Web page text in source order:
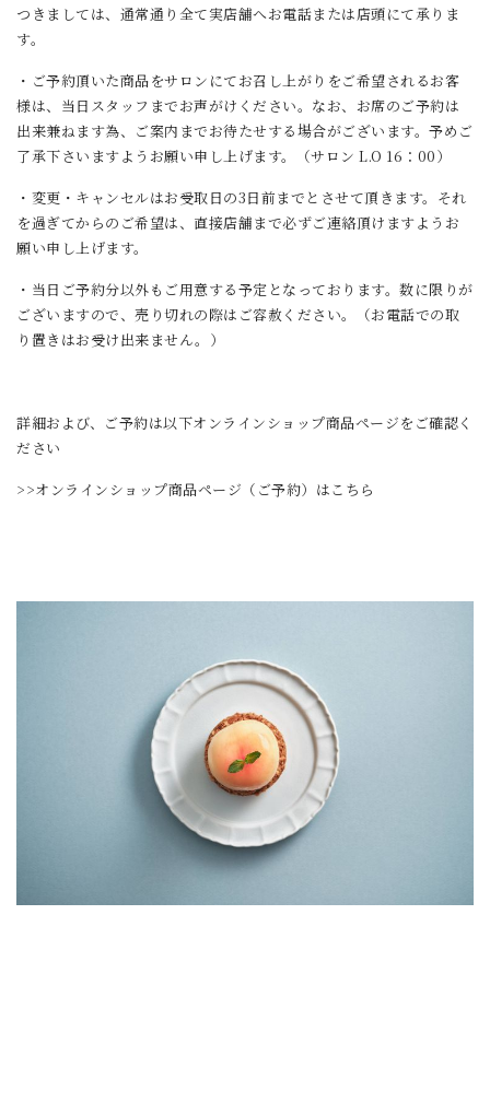
つきましては、通常通り全て実店舗へお電話または店頭にて承りま
す。
・ご予約頂いた商品をサロンにてお召し上がりをご希望されるお客
様は、当日スタッフまでお声がけください。なお、お席のご予約は
出来兼ねます為、ご案内までお待たせする場合がございます。予めご
了承下さいますようお願い申し上げます。（サロン L.O 16：00）
・変更・キャンセルはお受取日の3日前までとさせて頂きます。それ
を過ぎてからのご希望は、直接店舗まで必ずご連絡頂けますようお
願い申し上げます。
・当日ご予約分以外もご用意する予定となっております。数に限りが
ございますので、売り切れの際はご容赦ください。（お電話での取
り置きはお受け出来ません。）
詳細および、ご予約は以下オンラインショップ商品ページをご確認く
ださい
>>オンラインショップ商品ページ（ご予約）はこちら